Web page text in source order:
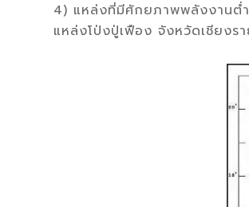
4) แหล่งที่มีศักยภาพพลังงานตํ่า
แหล่งโป่งปู่เฟือง จังหวัดเชียง